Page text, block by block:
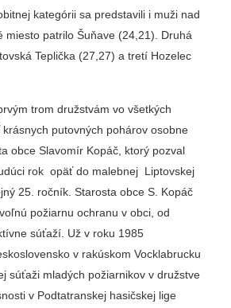
kategórii sa predstavili i muži nad
miesto patrilo Šuňave (24,21). Druhá
Teplička (27,27) a tretí Hozelec
trom družstvám vo všetkých
putovných pohárov osobne
obce Slavomír Kopáč, ktorý pozval
rok opäť do malebnej Liptovskej
25. ročník. Starosta obce S. Kopáč
požiarnu ochranu v obci, od
súťaží. Už v roku 1985
v rakúskom Vocklabrucku
súťaži mladých požiarnikov v družstve
v Podtatranskej hasičskej lige